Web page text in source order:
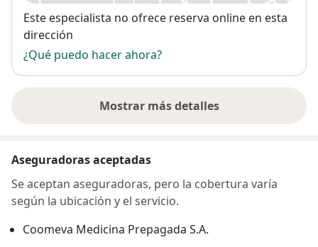
Disponibilidad
Este especialista no ofrece reserva online en esta
dirección
¿Qué puedo hacer ahora?
Mostrar más detalles
sobre la dirección
Aseguradoras aceptadas
Se aceptan aseguradoras, pero la cobertura varía
según la ubicación y el servicio.
Coomeva Medicina Prepagada S.A.